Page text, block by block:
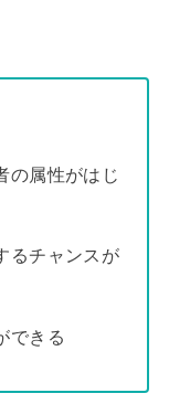
の属性がはじ
るチャンスが
できる